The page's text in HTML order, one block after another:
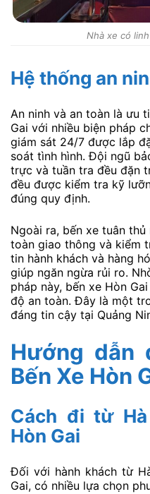
Nhà xe có
Hệ thống an
An ninh và an toàn là ưu
Gai với nhiều biện pháp
giám sát 24/7 được lắp
soát tình hình. Đội ngũ
trực và tuần tra đều đặn
đều được kiểm tra kỹ
đúng quy định.
Ngoài ra, bến xe tuân
toàn giao thông và kiểm
tin hành khách và hàng
giúp ngăn ngừa rủi ro.
pháp này, bến xe Hòn
độ an toàn. Đây là một
đáng tin cậy tại Quảng
Hướng dẫn
Bến Xe Hòn
Cách đi từ
Hòn Gai
Đối với hành khách từ
Gai, có nhiều lựa chọn